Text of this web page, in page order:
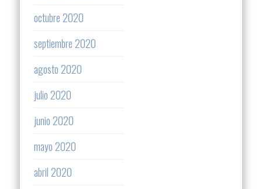
octubre 2020
septiembre 2020
agosto 2020
julio 2020
junio 2020
mayo 2020
abril 2020